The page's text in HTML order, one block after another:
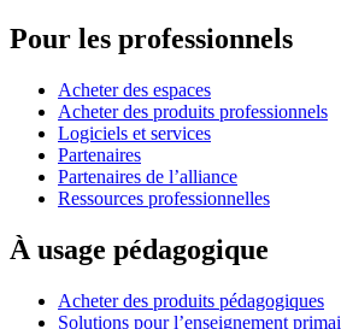
Pour les professionnels
Acheter des espaces
Acheter des produits professionnels
Logiciels et services
Partenaires
Partenaires de l’alliance
Ressources professionnelles
À usage pédagogique
Acheter des produits pédagogiques
Solutions pour l’enseignement